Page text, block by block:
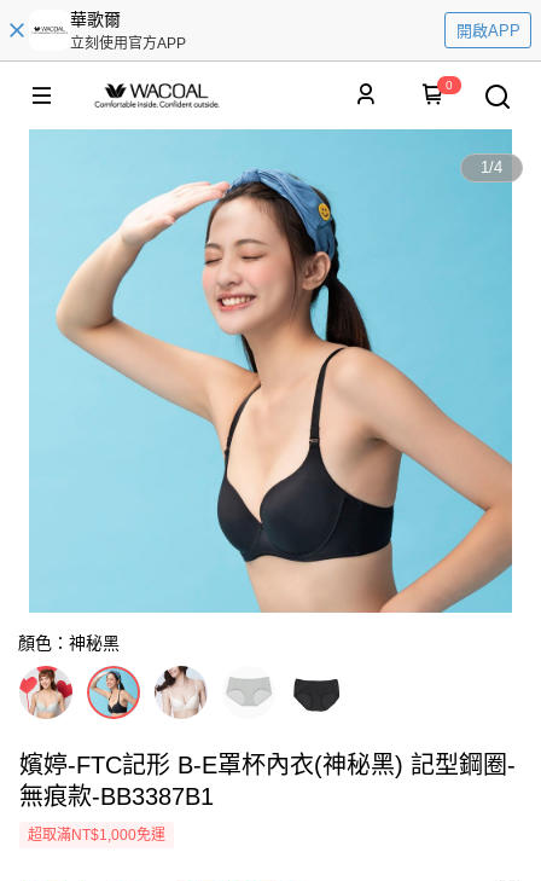
華歌爾
立刻使用官方APP
開啟APP
0
1/4
顏色：神秘黑
嬪婷-FTC記形 B-E罩杯內衣(神秘黑) 記型鋼圈-
無痕款-BB3387B1
超取滿NT$1,000免運